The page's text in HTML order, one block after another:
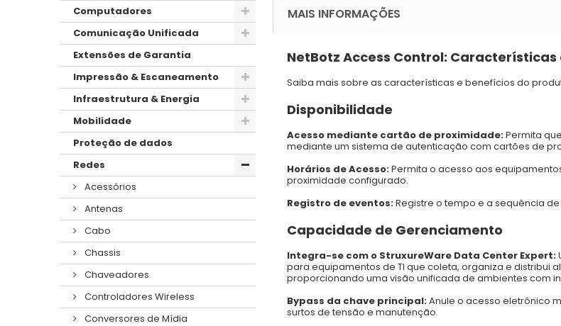
Computadores
Comunicação Unificada
Extensões de Garantia
Impressão & Escaneamento
Infraestrutura & Energia
Mobilidade
Proteção de dados
Redes
Acessórios
Antenas
Cabo
Chassis
Chaveadores
Controladores Wireless
Conversores de Mídia
MAIS INFORMAÇÕES
NetBotz Access Control: Características
Saiba mais sobre as características e benefícios do
Disponibilidade
Acesso mediante cartão de proximidade:Permita
mediante um sistema de autenticação com cartões de
Horários de Acesso:Permita o acesso aos
proximidade configurado.
Registro de eventos:Registre o tempo e a sequência
Capacidade de Gerenciamento
Integra-se com o StruxureWare Data Center Expert:
para equipamentos de TI que coleta, organiza e distribui
proporcionando uma visão unificada de ambientes com
Bypass da chave principal:Anule o acesso eletrônico
surtos de tensão e manutenção.